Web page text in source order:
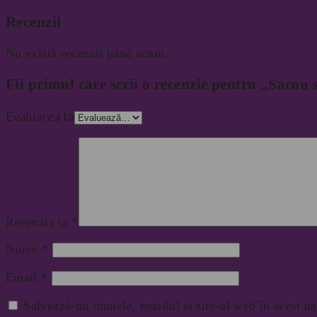
Recenzii
Nu există recenzii până acum.
Fii primul care scrii o recenzie pentru „Sacou
Evaluarea ta
Recenzia ta *
Nume *
Email *
Salvează-mi numele, emailul și site-ul web în acest